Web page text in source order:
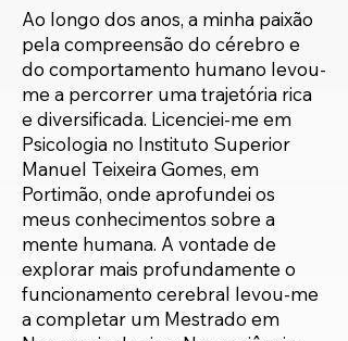
​Ao longo dos anos, a minha paixão
pela compreensão do cérebro e
do comportamento humano levou-
me a percorrer uma trajetória rica
e diversificada. Licenciei-me em
Psicologia no Instituto Superior
Manuel Teixeira Gomes, em
Portimão, onde aprofundei os
meus conhecimentos sobre a
mente humana. A vontade de
explorar mais profundamente o
funcionamento cerebral levou-me
a completar um Mestrado em